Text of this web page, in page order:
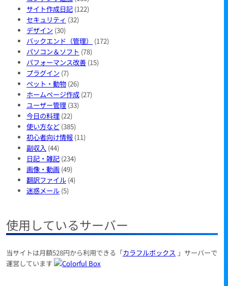
サイト作成日記 (122)
セキュリティ (32)
デザイン (30)
バックエンド（管理）
(172)
パソコン＆ソフト (78)
パフォーマンス改善 (15)
プラグイン (7)
ペット・動物 (26)
ホームページ作成 (27)
ユーザー管理 (33)
今日の料理 (22)
使い方など (385)
初心者向け情報 (11)
副収入 (44)
日記・雑記 (234)
画像・動画 (49)
翻訳ファイル (4)
迷惑メール (5)
使用しているサーバー
当サイトは月額528円から利用できる「カラフルボックス 」サーバーで
運営しています